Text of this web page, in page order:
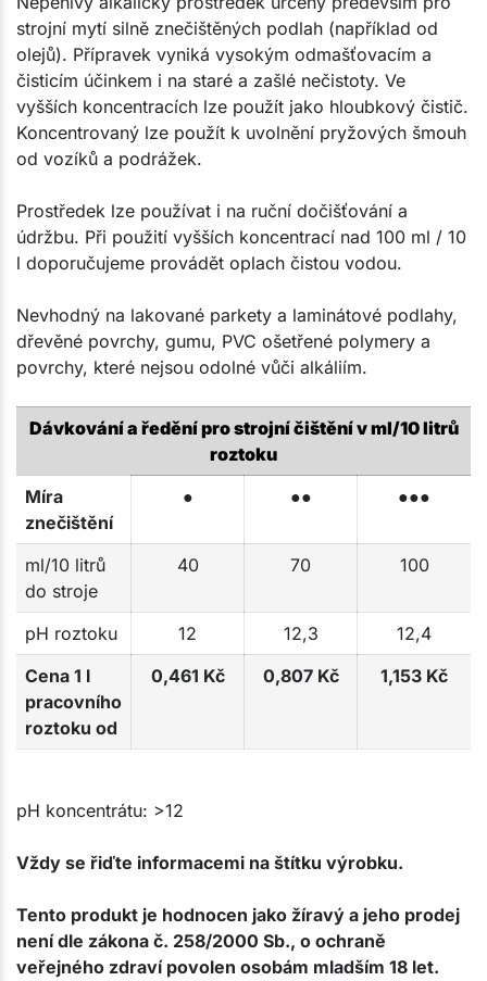
strojní mytí silně znečištěných podlah (například od
olejů). Přípravek vyniká vysokým odmašťovacím a
čisticím účinkem i na staré a zašlé nečistoty. Ve
vyšších koncentracích lze použít jako hloubkový čistič.
Koncentrovaný lze použít k uvolnění pryžových šmouh
od vozíků a podrážek.
Prostředek lze používat i na ruční dočišťování a
údržbu. Při použití vyšších koncentrací nad 100 ml / 10
l doporučujeme provádět oplach čistou vodou.
Nevhodný na lakované parkety a laminátové podlahy,
dřevěné povrchy, gumu, PVC ošetřené polymery a
povrchy, které nejsou odolné vůči alkáliím.
Dávkování a ředění pro strojní čištění v ml/10 litrů
roztoku
Míra
znečištění
● ●● ●●●
ml/10 litrů
do stroje
40 70 100
pH roztoku 12 12,3
12,4
Cena 1 l
pracovního
roztoku od
0,461 Kč 0,807 Kč 1,153 Kč
pH koncentrátu: >12
Vždy se řiďte informacemi na štítku výrobku.
Tento produkt je hodnocen jako žíravý a jeho prodej
není dle zákona č. 258/2000 Sb., o ochraně
veřejného zdraví povolen osobám mladším 18 let.